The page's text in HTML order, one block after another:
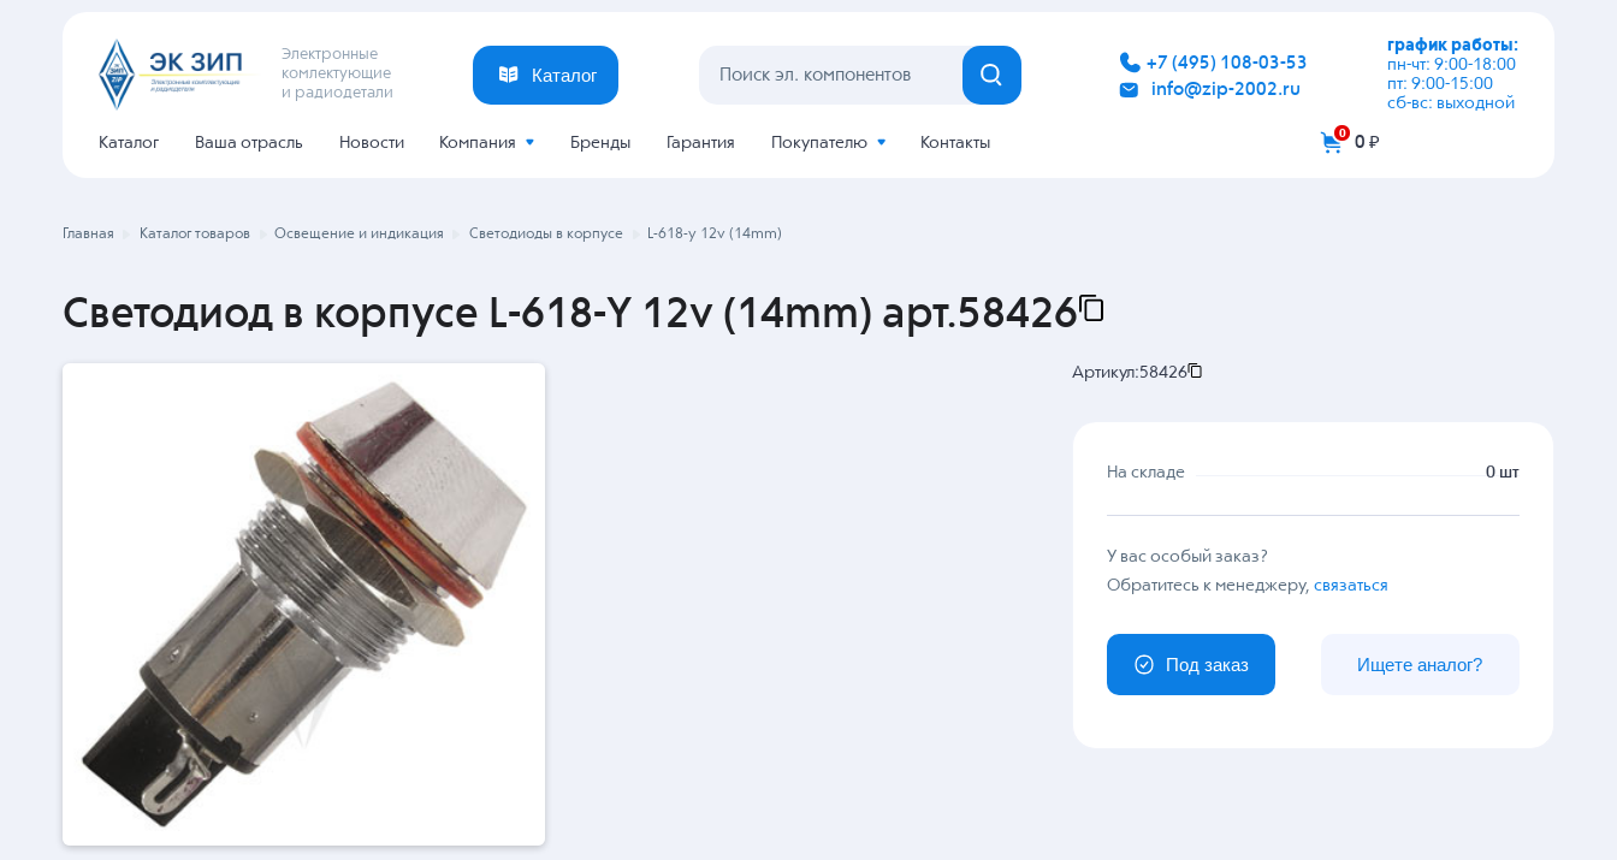
Электронные
комлектующие
и радиодетали
Каталог
+7 (495) 108-03-53
info@zip-2002.ru
график работы:
пн-чт: 9:00-18:00
пт: 9:00-15:00
сб-вс: выходной
Каталог Ваша отрасль Новости Компания Бренды Гарантия Покупателю Контакты
0 0 ₽
Главная Каталог товаров Освещение и индикация Светодиоды в корпусе L-618-y 12v (14mm)
Светодиод в корпусе L-618-Y 12v (14mm) арт.58426
Артикул:58426
На складе 0 шт
У вас особый заказ?
Обратитесь к менеджеру,связаться
Под заказ Ищете аналог?